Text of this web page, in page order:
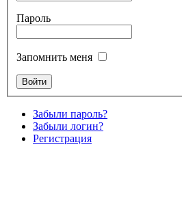
Пароль
Запомнить меня
Забыли пароль?
Забыли логин?
Регистрация